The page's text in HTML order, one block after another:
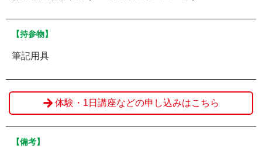
【持参物】
筆記用具
体験・1日講座などの申し込みはこちら
【備考】